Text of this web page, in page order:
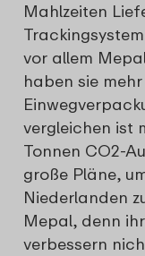
Mahlzeiten
vor allem
haben sie
vergleichen ist
Tonnen CO2-
große Pläne,
Niederlanden
Mepal, denn
verbessern